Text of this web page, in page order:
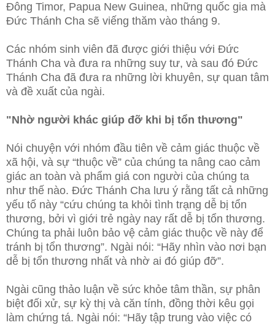
Đông Timor, Papua New Guinea, những quốc gia mà
Đức Thánh Cha sẽ viếng thăm vào tháng 9.
Các nhóm sinh viên đã được giới thiệu với Đức
Thánh Cha và đưa ra những suy tư, và sau đó Đức
Thánh Cha đã đưa ra những lời khuyên, sự quan tâm
và đề xuất của ngài.
"Nhờ người khác giúp đỡ khi bị tổn thương"
Nói chuyện với nhóm đầu tiên về cảm giác thuộc về
xã hội, và sự “thuộc về” của chúng ta nâng cao cảm
giác an toàn và phẩm giá con người của chúng ta
như thế nào. Đức Thánh Cha lưu ý rằng tất cả những
yếu tố này “cứu chúng ta khỏi tình trạng dễ bị tổn
thương, bởi vì giới trẻ ngày nay rất dễ bị tổn thương.
Chúng ta phải luôn bảo vệ cảm giác thuộc về này để
tránh bị tổn thương”. Ngài nói: “Hãy nhìn vào nơi bạn
dễ bị tổn thương nhất và nhờ ai đó giúp đỡ”.
Ngài cũng thảo luận về sức khỏe tâm thần, sự phân
biệt đối xử, sự kỳ thị và căn tính, đồng thời kêu gọi
làm chứng tá. Ngài nói: “Hãy tập trung vào việc có